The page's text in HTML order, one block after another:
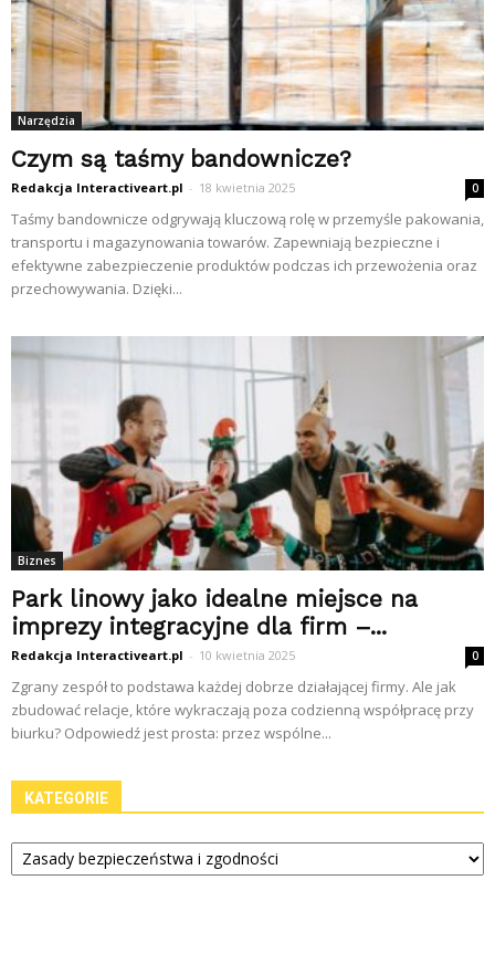
Narzędzia
Czym są taśmy bandownicze?
Redakcja Interactiveart.pl - 18 kwietnia 2025 0
Taśmy bandownicze odgrywają kluczową rolę w przemyśle pakowania,
transportu i magazynowania towarów. Zapewniają bezpieczne i
efektywne zabezpieczenie produktów podczas ich przewożenia oraz
przechowywania. Dzięki...
Biznes
Park linowy jako idealne miejsce na
imprezy integracyjne dla firm –...
Redakcja Interactiveart.pl - 10 kwietnia 2025 0
Zgrany zespół to podstawa każdej dobrze działającej firmy. Ale jak
zbudować relacje, które wykraczają poza codzienną współpracę przy
biurku? Odpowiedź jest prosta: przez wspólne...
KATEGORIE
Kategorie